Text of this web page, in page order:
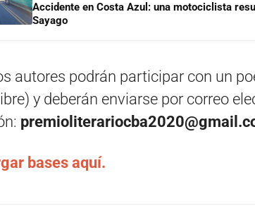
Accidente en Costa Azul: una motociclista
Sayago
autores podrán participar con un
y deberán enviarse por correo
bases aquí.